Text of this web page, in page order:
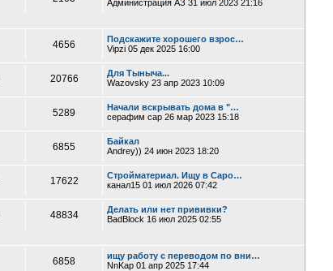
Администрация АЗ 31 июл 2023 21:16
4656
Подскажите хорошего взрос…
Vipzi 05 дек 2025 16:00
20766
Для Тыныча...
Wazovsky 23 апр 2023 10:09
5289
Начали вскрывать дома в "…
серафим сар 26 мар 2023 15:18
6855
Байкал
Andrey)) 24 июн 2023 18:20
17622
Стройматериал. Ищу в Саро…
канал15 01 июл 2026 07:42
48834
Делать или нет прививки?
BadBlock 16 июл 2025 02:55
6858
ищу работу с переводом по вни…
NnKap 01 апр 2025 17:44